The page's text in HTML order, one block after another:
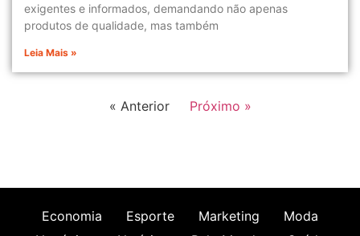
exigentes e informados, demandando não apenas
produtos de qualidade, mas também
Leia Mais »
« Anterior Próximo »
Economia Esporte Marketing
Moda